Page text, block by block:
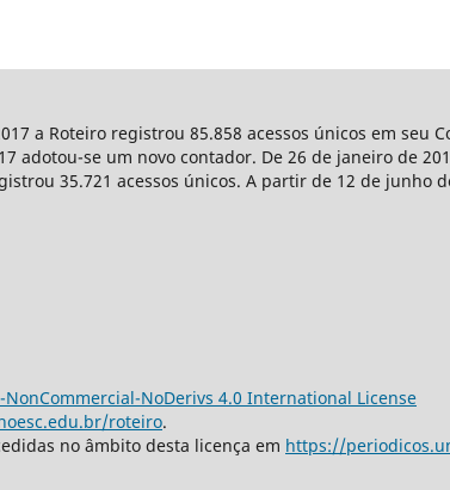
a Roteiro registrou 85.858 acessos únicos em seu
adotou-se um novo contador. De 26 de janeiro de
35.721 acessos únicos. A partir de 12 de junho
NoDerivs 4.0 International License
roteiro.
no âmbito desta licença em https://